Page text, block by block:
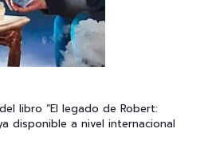
libro “El legado de Robert:
disponible a nivel internacional